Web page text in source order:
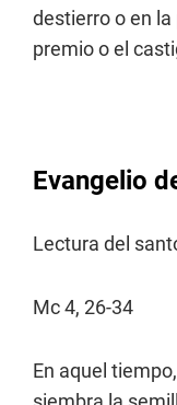
destierro o en
premio o el
Evangelio
Lectura del
Mc 4, 26-34
En aquel